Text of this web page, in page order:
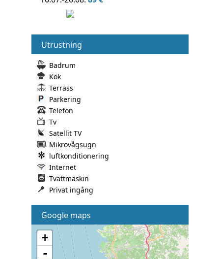
Utrustning
Badrum
Kök
Terrass
Parkering
Telefon
Tv
Satellit TV
Mikrovågsugn
luftkonditionering
Internet
Tvättmaskin
Privat ingång
Google maps